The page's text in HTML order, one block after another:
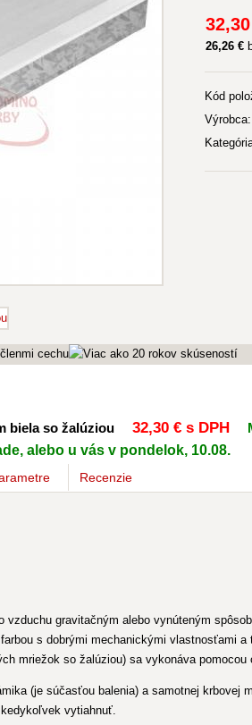
32
26,26 €
Kód
Výrobca:
biela so žalúziou 32,30 € s DPH
alebo u vás v pondelok, 10.08.
Recenzie
vzduchu gravitačným alebo vynúteným
s dobrými mechanickými vlastnosťami
mriežok so žalúziou) sa vykonáva pomocou
(je súčasťou balenia) a samotnej
vytiahnuť.